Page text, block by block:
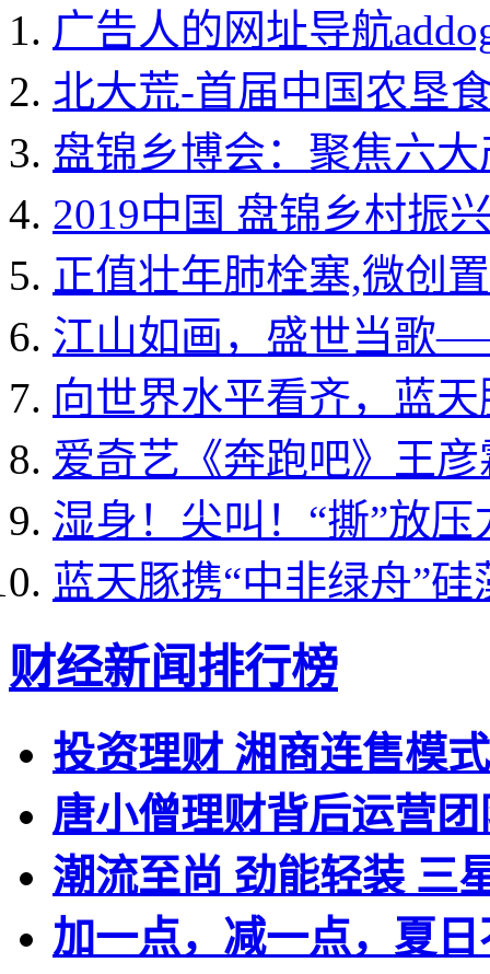
广告人的网址导航
北大荒-首届中国农垦
盘锦乡博会：聚焦六
2019中国 盘锦乡村振
正值壮年肺栓塞,微创
江山如画，盛世当歌
向世界水平看齐，蓝
爱奇艺《奔跑吧》王
湿身！尖叫！“撕”放
蓝天豚携“中非绿舟”
财经新闻排行榜
投资理财 湘商连售模
唐小僧理财背后运营
潮流至尚 劲能轻装 三
加一点，减一点，夏